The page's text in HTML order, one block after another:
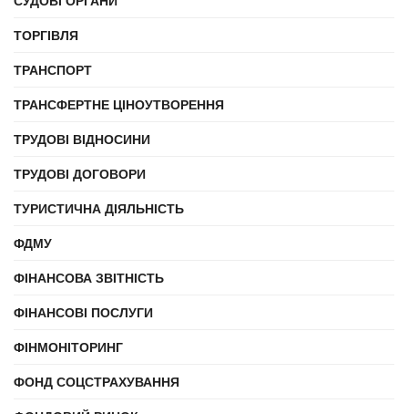
ТОРГІВЛЯ
ТРАНСПОРТ
ТРАНСФЕРТНЕ ЦІНОУТВОРЕННЯ
ТРУДОВІ ВІДНОСИНИ
ТРУДОВІ ДОГОВОРИ
ТУРИСТИЧНА ДІЯЛЬНІСТЬ
ФДМУ
ФІНАНСОВА ЗВІТНІСТЬ
ФІНАНСОВІ ПОСЛУГИ
ФІНМОНІТОРИНГ
ФОНД СОЦСТРАХУВАННЯ